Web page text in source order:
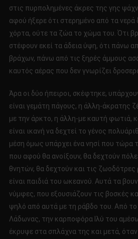
στις πυρπολημένες άκρες της γης
αφού ήξερε ότι στερημένο από τα νερά
χόρτα, ούτε τα ζώα το χώμα του. Ότι
στέφουν εκεί τα άδεια ύψη, ότι πάνω
βράχων, πάνω από τις ξηρές άμμους
καυτός αέρας που δεν γνωρίζει
Άρα οι δύο ήπειροι, σκέφτηκε,
είναι γεμάτη πάγους, η άλλη-άκρατης
με την άρκτο, η άλλη-με καυτή φωτιά,
είναι ικανή να δεχτεί το γένος
μέση όμως υπάρχει ένα νησί που τώρα
που αφού θα ανοίξουν, θα δεχτούν
θνητών, θα δεχτούν και τις
είναι παιδιά του ωκεανού. Αυτά τα
νύμφες, που εξουσιάζουν τις βοσκές
ψηλό από αυτά με τη ράβδο του. Από
Λάδωνας, την καρποφόρα Ιλύ του
έκρυψε στα σπλάχνα της και μετά,